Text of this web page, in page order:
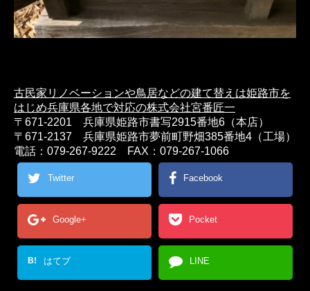
古民家リノベーションや鳥居などの建て替えは姫路市を
はじめ兵庫県各地で対応の株式会社宮番匠一
〒671-2201 兵庫県姫路市書写2915番地6（本店）
〒671-2137 兵庫県姫路市夢前町野畑385番地4（工場）
電話：079-267-9222 FAX：079-267-1066
Twitter Facebook
Google+ Pocket
B! はてブ LINE